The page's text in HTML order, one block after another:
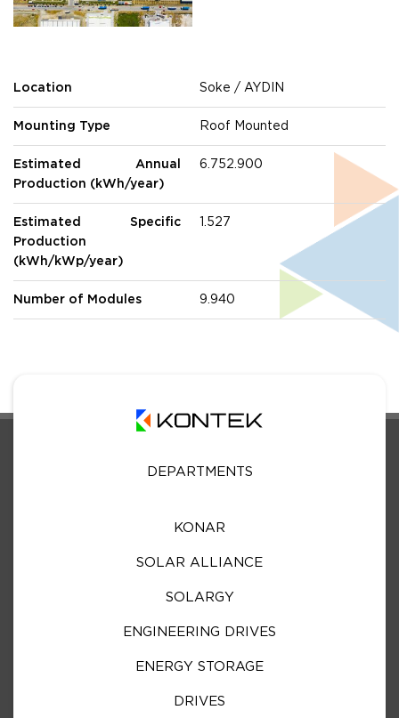
Location Soke / AYDIN
Mounting Type Roof Mounted
Estimated Annual
Production (kWh/year)
6.752.900
Estimated Specific
Production
(kWh/kWp/year)
1.527
Number of Modules 9.940
DEPARTMENTS
KONAR
SOLAR ALLIANCE
SOLARGY
ENGINEERING DRIVES
ENERGY STORAGE
DRIVES